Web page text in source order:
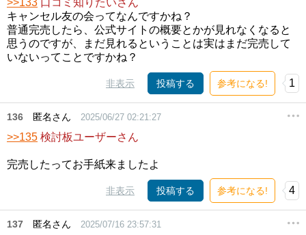
>>133 口コミ知りたいさん
キャンセル友の会ってなんですかね？
普通完売したら、公式サイトの概要とかが見れなくなると
思うのですが、まだ見れるということは実はまだ完売して
いないってことですかね？
非表示 投稿する 参考になる! 1
136 匿名さん 2025/06/27 02:21:27
>>135 検討板ユーザーさん
完売したってお手紙来ましたよ
非表示 投稿する 参考になる! 4
137 匿名さん 2025/07/16 23:57:31